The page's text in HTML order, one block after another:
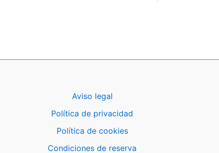
Aviso legal
Política de privacidad
Política de cookies
Condiciones de reserva